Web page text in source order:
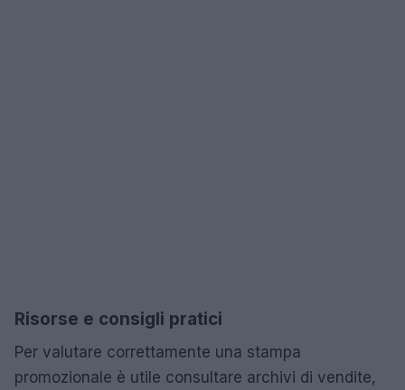
Risorse e consigli pratici
Per valutare correttamente una stampa
promozionale è utile consultare archivi di vendite,